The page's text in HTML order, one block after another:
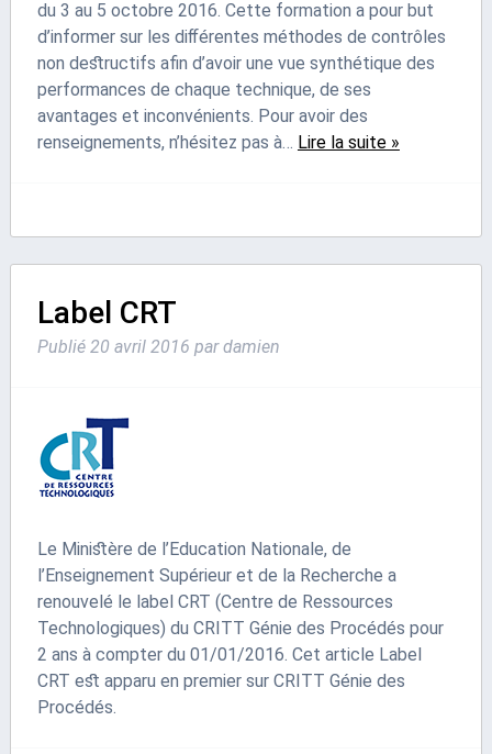
du 3 au 5 octobre 2016. Cette formation a pour but
d’informer sur les différentes méthodes de contrôles
non destructifs afin d’avoir une vue synthétique des
performances de chaque technique, de ses
avantages et inconvénients. Pour avoir des
renseignements, n’hésitez pas à… Lire la suite »
Label CRT
Publié 20 avril 2016 par damien
Le Ministère de l’Education Nationale, de
l’Enseignement Supérieur et de la Recherche a
renouvelé le label CRT (Centre de Ressources
Technologiques) du CRITT Génie des Procédés pour
2 ans à compter du 01/01/2016. Cet article Label
CRT est apparu en premier sur CRITT Génie des
Procédés.